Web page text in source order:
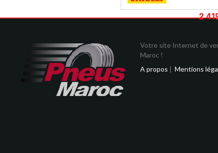
2
Votre site Internet de
Maroc !
A propos | Mentions